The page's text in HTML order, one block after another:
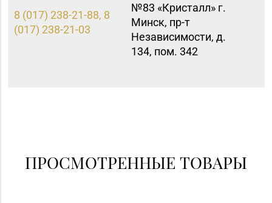
8 (017) 238-21-88, 8
(017) 238-21-03
№83 «Кристалл» г.
Минск, пр-т
Независимости, д.
134, пом. 342
ПРОСМОТРЕННЫЕ ТОВАРЫ